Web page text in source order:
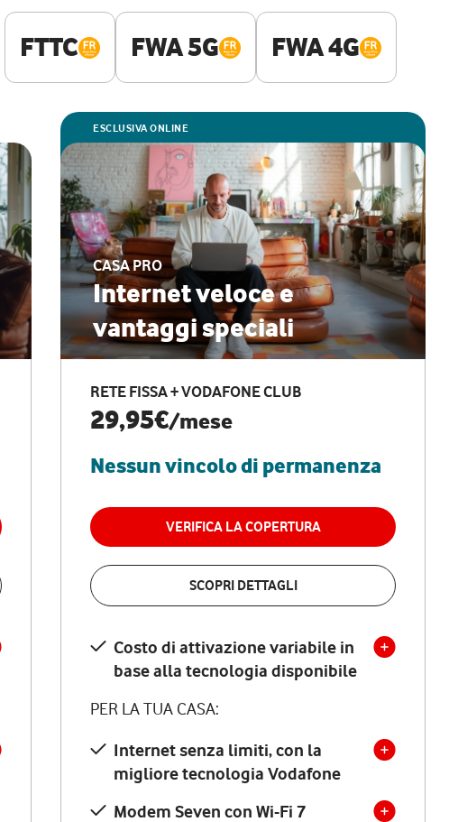
FTTC FWA 5G FWA 4G
ESCLUSIVA ONLINE
CASA PRO
Internet veloce e
vantaggi speciali
RETE FISSA + VODAFONE CLUB
29,95€/mese
Nessun vincolo di permanenza
VERIFICA LA COPERTURA
SCOPRI DETTAGLI
Costo di attivazione variabile in
base alla tecnologia disponibile
PER LA TUA CASA:
Internet senza limiti, con la
migliore tecnologia Vodafone
Modem Seven con Wi-Fi 7